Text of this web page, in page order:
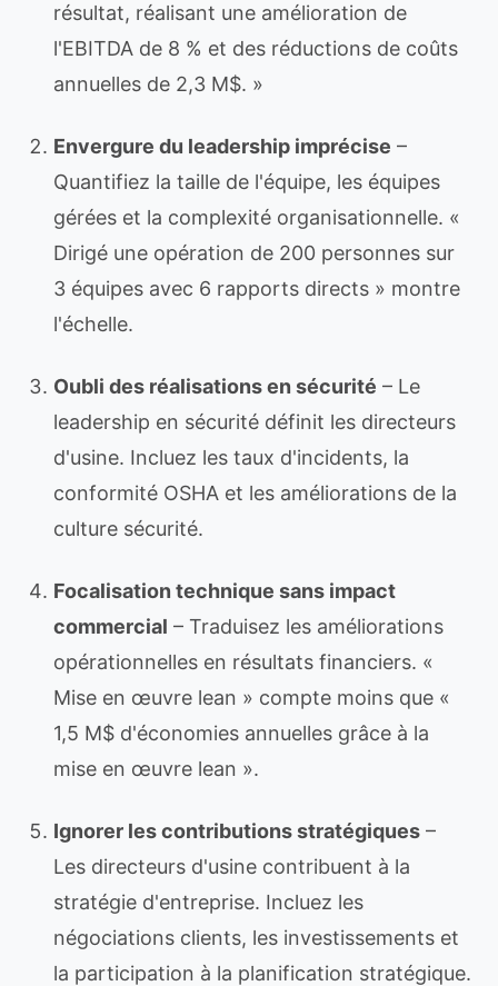
résultat, réalisant une amélioration de
l'EBITDA de 8 % et des réductions de coûts
annuelles de 2,3 M$. »
Envergure du leadership imprécise –
Quantifiez la taille de l'équipe, les équipes
gérées et la complexité organisationnelle. «
Dirigé une opération de 200 personnes sur
3 équipes avec 6 rapports directs » montre
l'échelle.
Oubli des réalisations en sécurité – Le
leadership en sécurité définit les directeurs
d'usine. Incluez les taux d'incidents, la
conformité OSHA et les améliorations de la
culture sécurité.
Focalisation technique sans impact
commercial – Traduisez les améliorations
opérationnelles en résultats financiers. «
Mise en œuvre lean » compte moins que «
1,5 M$ d'économies annuelles grâce à la
mise en œuvre lean ».
Ignorer les contributions stratégiques –
Les directeurs d'usine contribuent à la
stratégie d'entreprise. Incluez les
négociations clients, les investissements et
la participation à la planification stratégique.